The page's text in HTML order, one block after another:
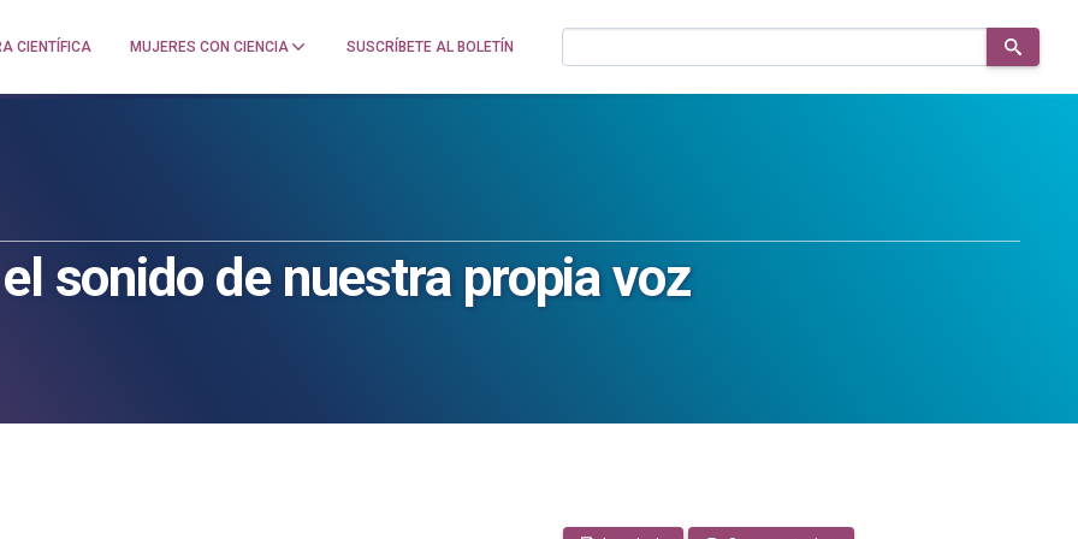
CIENTÍFICA MUJERES CON CIENCIA SUSCRÍBETE AL BOLETÍN
en
el
sonido de nuestra propia voz